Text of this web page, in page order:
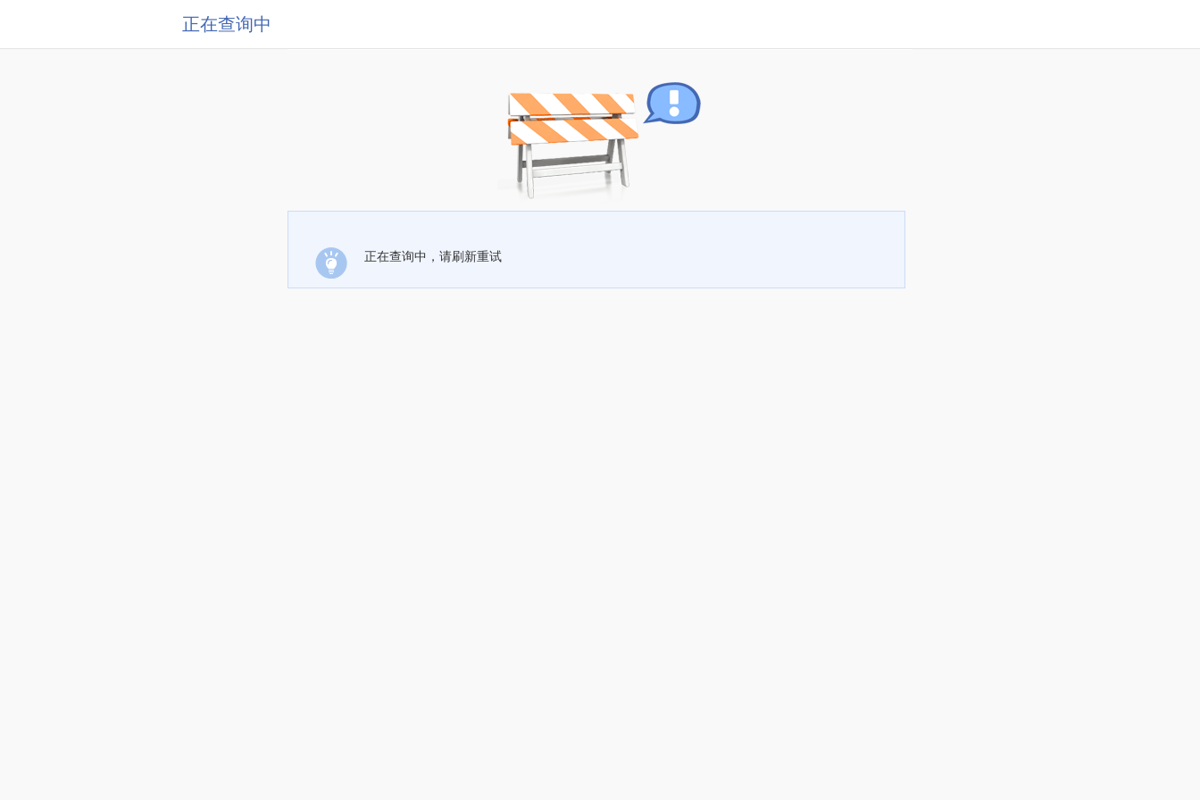
正在查询中
正在查询中，请刷新重试